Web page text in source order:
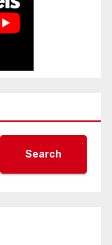
Search